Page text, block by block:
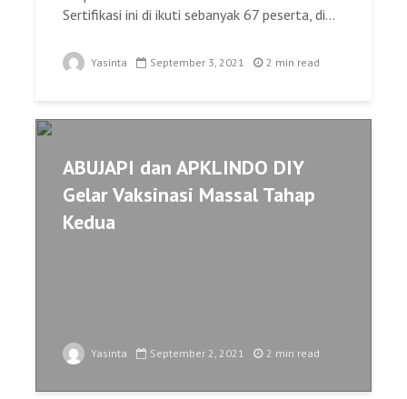
Sertifikasi ini di ikuti sebanyak 67 peserta, di...
Yasinta September 3, 2021 2 min read
ABUJAPI dan APKLINDO DIY
Gelar Vaksinasi Massal Tahap
Kedua
Yasinta September 2, 2021 2 min read